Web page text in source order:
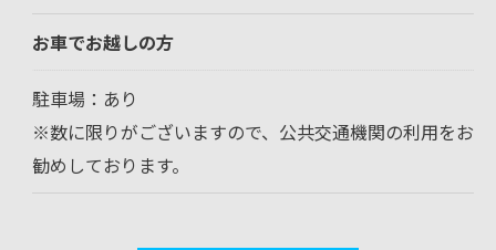
お車でお越しの方
駐車場：あり
※数に限りがございますので、公共交通機関の利用をお
勧めしております。